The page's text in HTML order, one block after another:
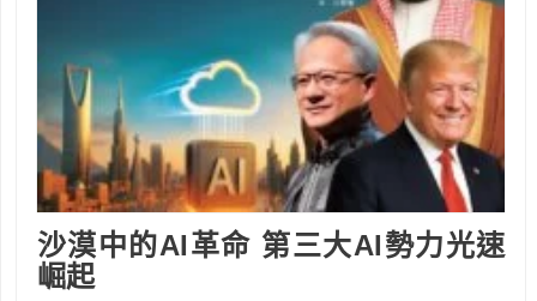
沙漠中的AI革命 第三大AI勢力光速
崛起